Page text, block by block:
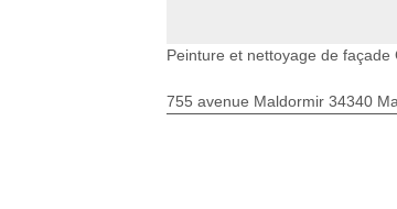
Peinture et nettoyage de façade
755 avenue Maldormir 34340